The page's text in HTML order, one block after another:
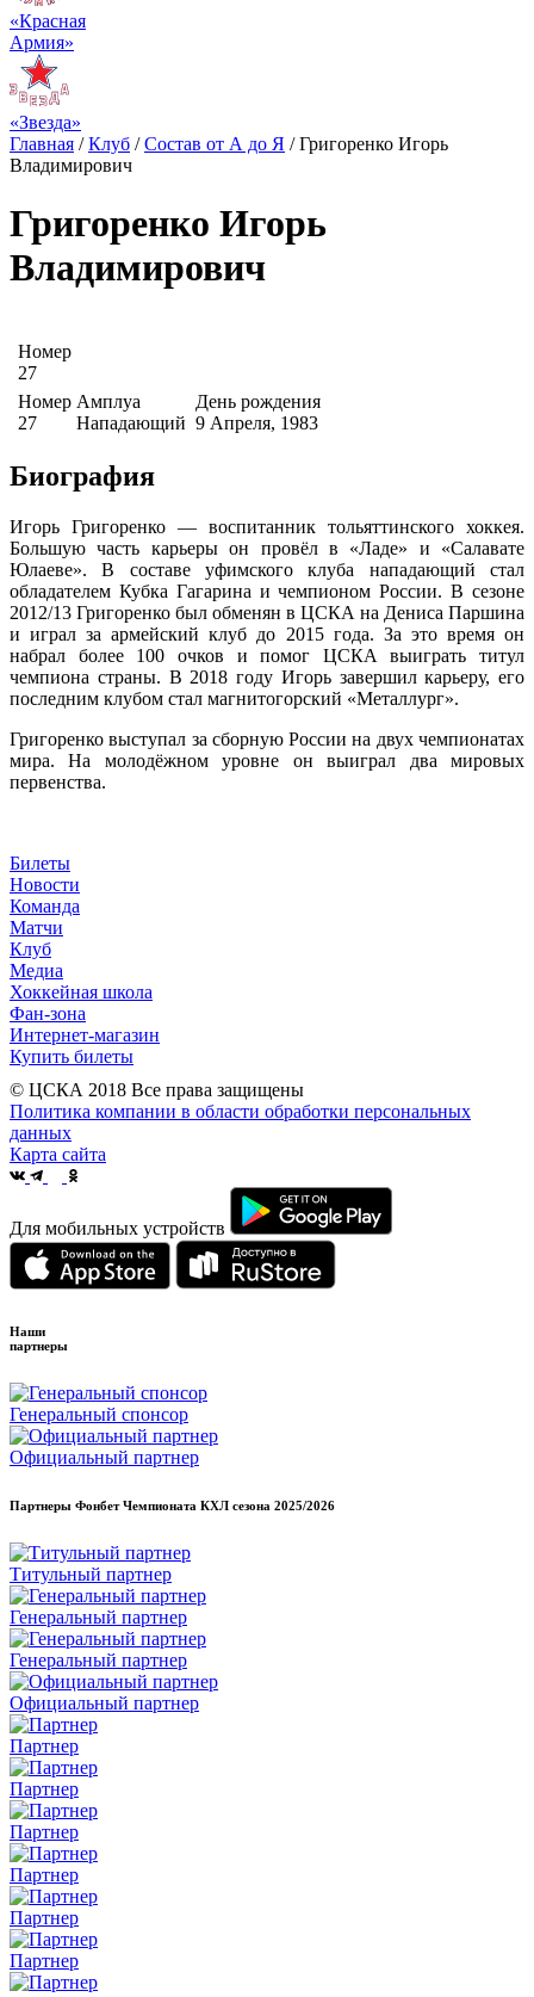
«Красная
Армия»
«Звезда»
Главная /Клуб /Состав от А до Я /Григоренко Игорь
Владимирович
Григоренко Игорь
Владимирович
Номер
27
Номер
27
Амплуа
Нападающий
День рождения
9 Апреля, 1983
Биография
Игорь Григоренко — воспитанник тольяттинского хоккея.
Большую часть карьеры он провёл в «Ладе» и «Салавате
Юлаеве». В составе уфимского клуба нападающий стал
обладателем Кубка Гагарина и чемпионом России. В сезоне
2012/13 Григоренко был обменян в ЦСКА на Дениса Паршина
и играл за армейский клуб до 2015 года. За это время он
набрал более 100 очков и помог ЦСКА выиграть титул
чемпиона страны. В 2018 году Игорь завершил карьеру, его
последним клубом стал магнитогорский «Металлург».
Григоренко выступал за сборную России на двух чемпионатах
мира. На молодёжном уровне он выиграл два мировых
первенства.
Билеты
Новости
Команда
Матчи
Клуб
Медиа
Хоккейная школа
Фан-зона
Интернет-магазин
Купить билеты
© ЦСКА 2018 Все права защищены
Политика компании в области обработки персональных
данных
Карта сайта
Для мобильных устройств
Наши
партнеры
Генеральный спонсор
Официальный партнер
Партнеры Фонбет Чемпионата КХЛ сезона 2025/2026
Титульный партнер
Генеральный партнер
Генеральный партнер
Официальный партнер
Партнер
Партнер
Партнер
Партнер
Партнер
Партнер